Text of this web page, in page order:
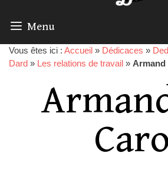
Menu
Vous êtes ici : Accueil » Dédicaces »
Dard » Les relations de travail » Armand
Caro